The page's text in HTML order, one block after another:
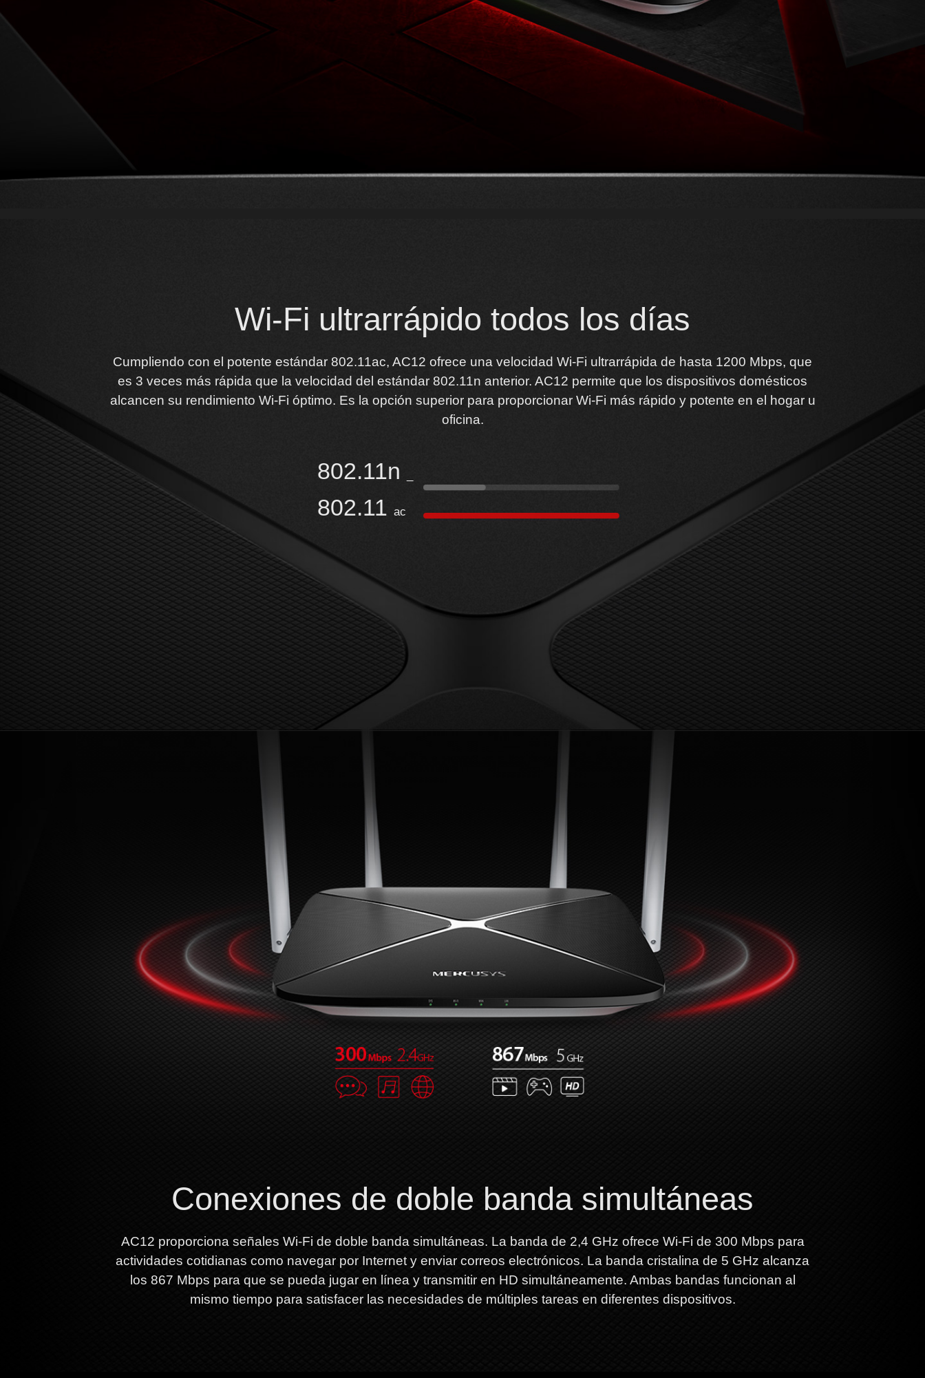
Wi-Fi ultrarrápido todos los días
Cumpliendo con el potente estándar 802.11ac, AC12 ofrece una velocidad Wi-Fi ultrarrápida de hasta 1200 Mbps, que
es 3 veces más rápida que la velocidad del estándar 802.11n anterior. AC12 permite que los dispositivos domésticos
alcancen su rendimiento Wi-Fi óptimo. Es la opción superior para proporcionar Wi-Fi más rápido y potente en el hogar u
oficina.
802.11n
802.11ac
Conexiones de doble banda simultáneas
AC12 proporciona señales Wi-Fi de doble banda simultáneas. La banda de 2,4 GHz ofrece Wi-Fi de 300 Mbps para
actividades cotidianas como navegar por Internet y enviar correos electrónicos. La banda cristalina de 5 GHz alcanza
los 867 Mbps para que se pueda jugar en línea y transmitir en HD simultáneamente. Ambas bandas funcionan al
mismo tiempo para satisfacer las necesidades de múltiples tareas en diferentes dispositivos.